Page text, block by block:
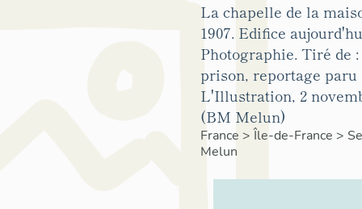
La chapelle de la
1907. Edifice
Photographie. Tiré de
prison, reportage paru
L'Illustration, 2
(BM Melun)
France >Île-de-France >
Melun